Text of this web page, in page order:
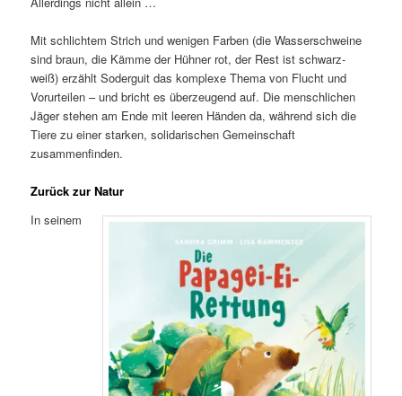
Mit schlichtem Strich und wenigen Farben (die Wasserschweine
sind braun, die Kämme der Hühner rot, der Rest ist schwarz-
weiß) erzählt Soderguit das komplexe Thema von Flucht und
Vorurteilen – und bricht es überzeugend auf. Die menschlichen
Jäger stehen am Ende mit leeren Händen da, während sich die
Tiere zu einer starken, solidarischen Gemeinschaft
zusammenfinden.
Zurück zur Natur
In seinem